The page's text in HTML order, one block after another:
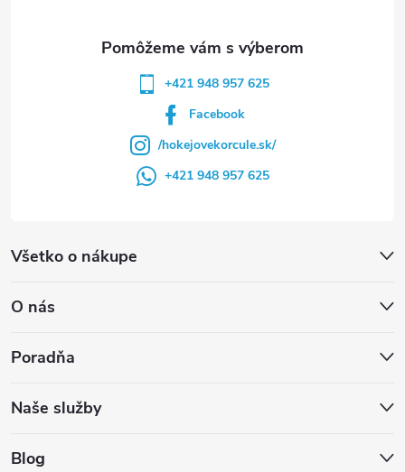
Všetko o nákupe
O nás
Poradňa
Naše služby
Blog
+421 948 957 625
Facebook
/hokejovekorcule.sk/
+421 948 957 625